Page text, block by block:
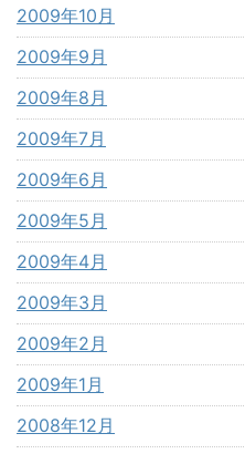
2009年10月
2009年9月
2009年8月
2009年7月
2009年6月
2009年5月
2009年4月
2009年3月
2009年2月
2009年1月
2008年12月